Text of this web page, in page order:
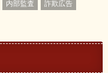
内部監査
詐欺広告